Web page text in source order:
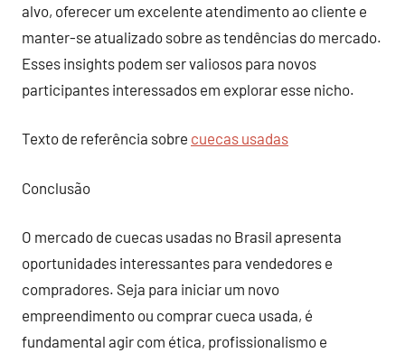
alvo, oferecer um excelente atendimento ao cliente e
manter-se atualizado sobre as tendências do mercado.
Esses insights podem ser valiosos para novos
participantes interessados em explorar esse nicho.
Texto de referência sobre cuecas usadas
Conclusão
O mercado de cuecas usadas no Brasil apresenta
oportunidades interessantes para vendedores e
compradores. Seja para iniciar um novo
empreendimento ou comprar cueca usada, é
fundamental agir com ética, profissionalismo e